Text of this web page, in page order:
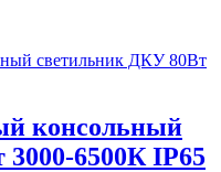
консольный
6500К IP65